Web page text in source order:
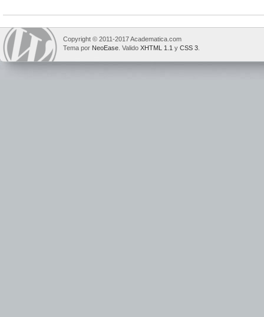
Copyright © 2011-2017 Academatica.com
Tema por NeoEase . Valido XHTML 1.1 y CSS 3